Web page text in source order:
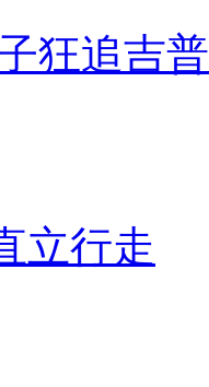
狂追吉
立行走